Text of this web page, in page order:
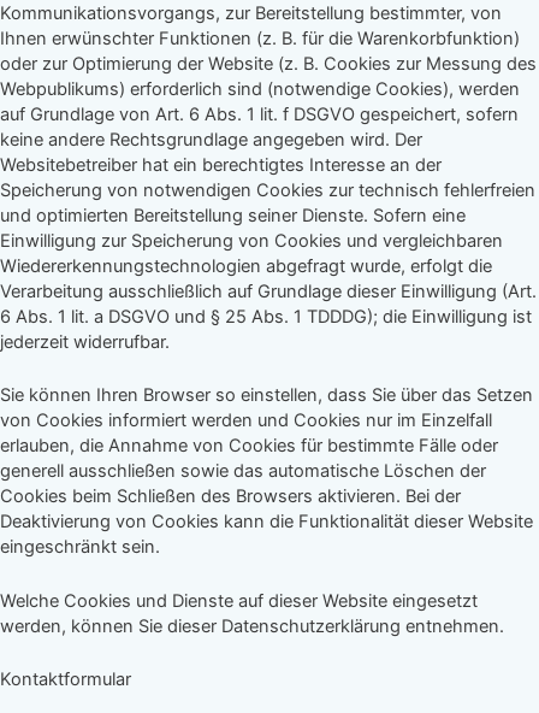
Kommunikationsvorgangs, zur Bereitstellung bestimmter, von
Ihnen erwünschter Funktionen (z. B. für die Warenkorbfunktion)
oder zur Optimierung der Website (z. B. Cookies zur Messung des
Webpublikums) erforderlich sind (notwendige Cookies), werden
auf Grundlage von Art. 6 Abs. 1 lit. f DSGVO gespeichert, sofern
keine andere Rechtsgrundlage angegeben wird. Der
Websitebetreiber hat ein berechtigtes Interesse an der
Speicherung von notwendigen Cookies zur technisch fehlerfreien
und optimierten Bereitstellung seiner Dienste. Sofern eine
Einwilligung zur Speicherung von Cookies und vergleichbaren
Wiedererkennungstechnologien abgefragt wurde, erfolgt die
Verarbeitung ausschließlich auf Grundlage dieser Einwilligung (Art.
6 Abs. 1 lit. a DSGVO und § 25 Abs. 1 TDDDG); die Einwilligung ist
jederzeit widerrufbar.
Sie können Ihren Browser so einstellen, dass Sie über das Setzen
von Cookies informiert werden und Cookies nur im Einzelfall
erlauben, die Annahme von Cookies für bestimmte Fälle oder
generell ausschließen sowie das automatische Löschen der
Cookies beim Schließen des Browsers aktivieren. Bei der
Deaktivierung von Cookies kann die Funktionalität dieser Website
eingeschränkt sein.
Welche Cookies und Dienste auf dieser Website eingesetzt
werden, können Sie dieser Datenschutzerklärung entnehmen.
Kontaktformular